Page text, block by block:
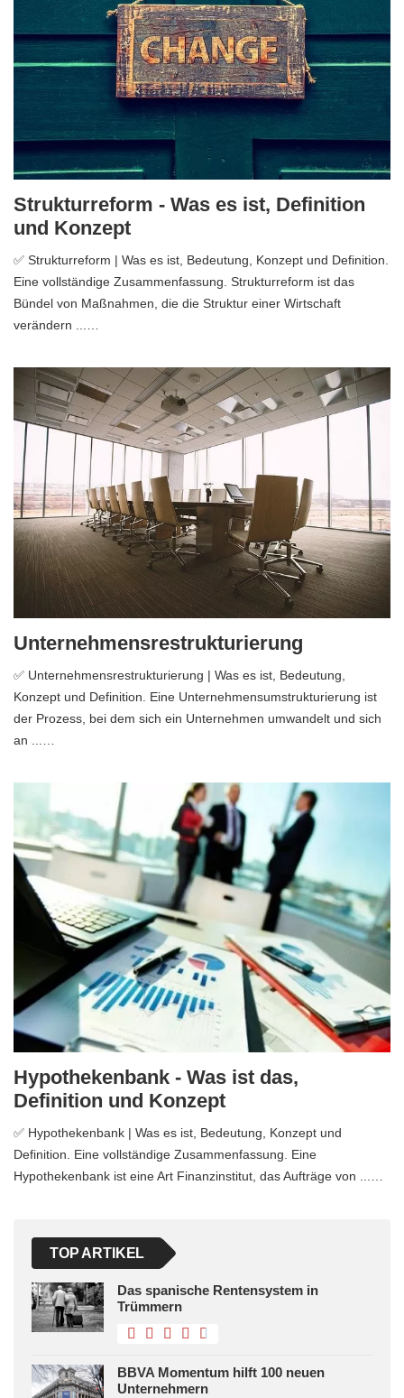
Strukturreform - Was es ist, Definition
und Konzept
✅ Strukturreform | Was es ist, Bedeutung, Konzept und Definition.
Eine vollständige Zusammenfassung. Strukturreform ist das
Bündel von Maßnahmen, die die Struktur einer Wirtschaft
verändern ...…
Unternehmensrestrukturierung
✅ Unternehmensrestrukturierung | Was es ist, Bedeutung,
Konzept und Definition. Eine Unternehmensumstrukturierung ist
der Prozess, bei dem sich ein Unternehmen umwandelt und sich
an ...…
Hypothekenbank - Was ist das,
Definition und Konzept
✅ Hypothekenbank | Was es ist, Bedeutung, Konzept und
Definition. Eine vollständige Zusammenfassung. Eine
Hypothekenbank ist eine Art Finanzinstitut, das Aufträge von ...…
TOP ARTIKEL
Das spanische Rentensystem in
Trümmern
BBVA Momentum hilft 100 neuen
Unternehmern